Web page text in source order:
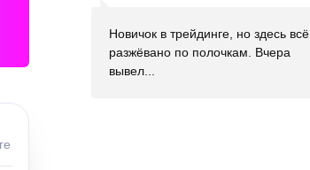
Новичок в трейдинге, но здесь всё
разжёвано по полочкам. Вчера
вывел...